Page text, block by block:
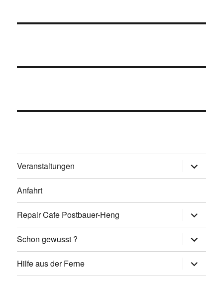
Veranstaltungen
öffnen
Anfahrt
Repair Cafe Postbauer-Heng
öffnen
Schon gewusst ?
öffnen
Hilfe aus der Ferne
öffnen